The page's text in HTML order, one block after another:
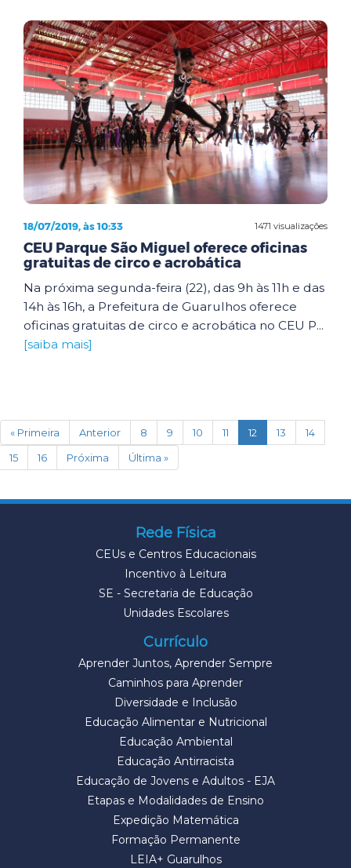
1471 visualizações
18/07/2019, às 10:33
CEU Parque São Miguel oferece oficinas
gratuitas de circo e acrobática
Na próxima segunda-feira (22), das 9h às 11h e das
14h às 16h, a Prefeitura de Guarulhos oferece
oficinas gratuitas de circo e acrobática no CEU P...
[saiba mais]
« Primeira Anterior 8 9 10 11 12 (current)
13
14
15
16 Próxima Última »
Rede Física
CEUs e Centros Educacionais
Incentivo à Leitura
SE - Secretaria de Educação
Unidades Escolares
Currículo
Aprender Juntos, Aprender Sempre
Caminhos para Aprender
Diversidade e Inclusão
Educação Alimentar e Nutricional
Educação Ambiental
Educação Antirracista
Educação de Jovens e Adultos - EJA
Etapas e Modalidades de Ensino
Expedição Matemática
Formação Permanente
LEIA+ Guarulhos